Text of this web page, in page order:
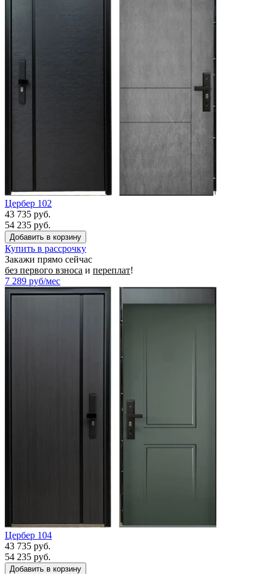
Цербер 102
43 735 руб.
54 235 руб.
Купить в рассрочку
Закажи прямо сейчас
без первого взноса и переплат!
7 289 руб/мес
Цербер 104
43 735 руб.
54 235 руб.